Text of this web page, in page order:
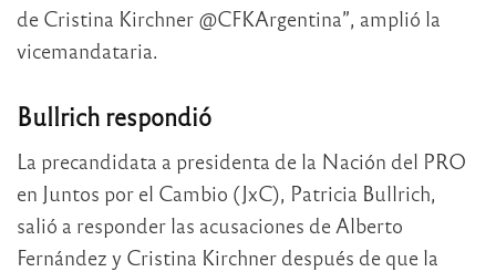
de Cristina Kirchner @CFKArgentina”, amplió la
vicemandataria.
Bullrich respondió
La precandidata a presidenta de la Nación del PRO
en Juntos por el Cambio (JxC), Patricia Bullrich,
salió a responder las acusaciones de Alberto
Fernández y Cristina Kirchner después de que la